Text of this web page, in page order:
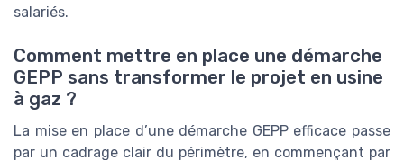
salariés.
Comment mettre en place une démarche
GEPP sans transformer le projet en usine
à gaz ?
La mise en place d’une démarche GEPP efficace passe
par un cadrage clair du périmètre, en commençant par